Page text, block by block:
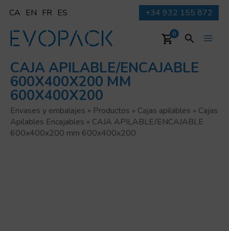
contenido
CA EN FR ES +34 932 155 872
0 Buscar
CAJA APILABLE/ENCAJABLE
600X400X200 MM
600X400X200
Envases y embalajes » Productos » Cajas apilables » Cajas
Apilables Encajables » CAJA APILABLE/ENCAJABLE
600x400x200 mm 600x400x200